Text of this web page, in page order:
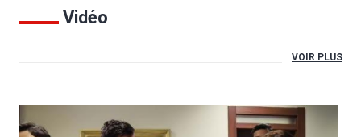
Vidéo
VOIR PLUS